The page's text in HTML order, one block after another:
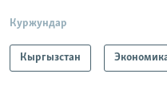
Куржундар
Кыргызстан